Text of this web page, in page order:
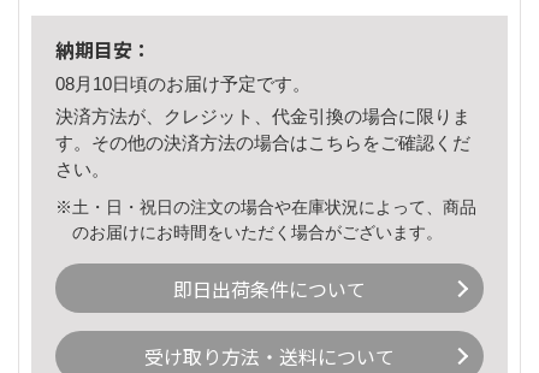
納期目安：
08月10日頃のお届け予定です。
決済方法が、クレジット、代金引換の場合に限りま
す。その他の決済方法の場合はこちら をご確認くだ
さい。
※土・日・祝日の注文の場合や在庫状況によって、商品
のお届けにお時間をいただく場合がございます。
即日出荷条件について
受け取り方法・送料について